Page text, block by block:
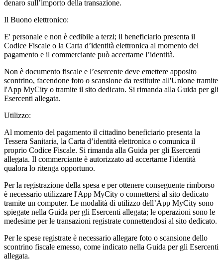
denaro sull’importo della transazione.
Il Buono elettronico:
E' personale e non è cedibile a terzi; il beneficiario presenta il
Codice Fiscale o la Carta d’identità elettronica al momento del
pagamento e il commerciante può accertarne l’identità.
Non è documento fiscale e l’esercente deve emettere apposito
scontrino, facendone foto o scansione da restituire all'Unione tramite
l'App MyCity o tramite il sito dedicato. Si rimanda alla Guida per gli
Esercenti allegata.
Utilizzo:
Al momento del pagamento il cittadino beneficiario presenta la
Tessera Sanitaria, la Carta d’identità elettronica o comunica il
proprio Codice Fiscale. Si rimanda alla Guida per gli Esercenti
allegata. Il commerciante è autorizzato ad accertarne l'identità
qualora lo ritenga opportuno.
Per la registrazione della spesa e per ottenere conseguente rimborso
è necessario utilizzare l'App MyCity o connettersi al sito dedicato
tramite un computer. Le modalità di utilizzo dell’App MyCity sono
spiegate nella Guida per gli Esercenti allegata; le operazioni sono le
medesime per le transazioni registrate connettendosi al sito dedicato.
Per le spese registrate è necessario allegare foto o scansione dello
scontrino fiscale emesso, come indicato nella Guida per gli Esercenti
allegata.